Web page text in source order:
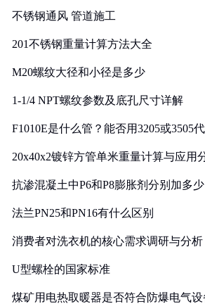
不锈钢通风 管道施工
201不锈钢重量计算方法大全
M20螺纹大径和小径是多少
1-1/4 NPT螺纹参数及底孔尺寸详解
F1010E是什么管？能否用3205或3505
20x40x2镀锌方管单米重量计算与应用
抗渗混凝土中P6和P8膨胀剂分别加多少
法兰PN25和PN16有什么区别
消费者对洗衣机的核心需求调研与分析
U型螺栓的国家标准
煤矿用电热取暖器是否符合防爆电气